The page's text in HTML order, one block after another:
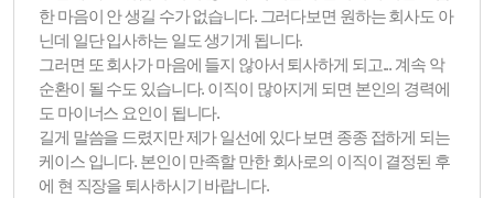
한 마음이 안 생길 수가 없습니다. 그러다보면 원하는 회사도 아
닌데 일단 입사하는 일도 생기게 됩니다.
그러면 또 회사가 마음에 들지 않아서 퇴사하게 되고... 계속 악
순환이 될 수도 있습니다. 이직이 많아지게 되면 본인의 경력에
도 마이너스 요인이 됩니다.
길게 말씀을 드렸지만 제가 일선에 있다 보면 종종 접하게 되는
케이스 입니다. 본인이 만족할 만한 회사로의 이직이 결정된 후
에 현 직장을 퇴사하시기 바랍니다.